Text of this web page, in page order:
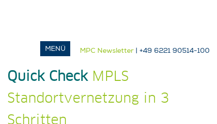
MPC Newsletter | +49 6221 90514-100
Quick CheckMPLS
Standortvernetzung in 3
Schritten